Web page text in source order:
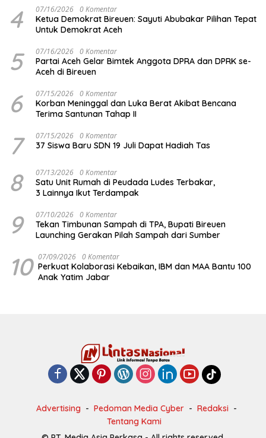
4 07/16/2026 0 Komentar
Ketua Demokrat Bireuen: Sayuti Abubakar Pilihan Tepat
Untuk Demokrat Aceh
5 07/16/2026 0 Komentar
Partai Aceh Gelar Bimtek Anggota DPRA dan DPRK se-
Aceh di Bireuen
6 07/15/2026 0 Komentar
Korban Meninggal dan Luka Berat Akibat Bencana
Terima Santunan Tahap II
7 07/15/2026 0 Komentar
37 Siswa Baru SDN 19 Juli Dapat Hadiah Tas
8 07/13/2026 0 Komentar
Satu Unit Rumah di Peudada Ludes Terbakar,
3 Lainnya Ikut Terdampak
9 07/10/2026 0 Komentar
Tekan Timbunan Sampah di TPA, Bupati Bireuen
Launching Gerakan Pilah Sampah dari Sumber
10 07/09/2026 0 Komentar
Perkuat Kolaborasi Kebaikan, IBM dan MAA Bantu 100
Anak Yatim Jabar
Advertising Pedoman Media Cyber
Redaksi
Tentang Kami